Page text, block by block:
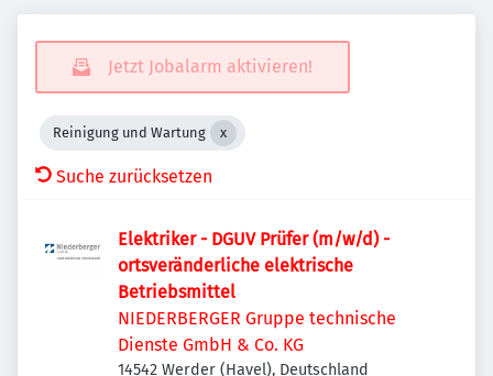
Jetzt Jobalarm aktivieren!
Reinigung und Wartung
Suche zurücksetzen
Elektriker - DGUV Prüfer (m/w/d) -
ortsveränderliche elektrische
Betriebsmittel
NIEDERBERGER Gruppe technische
Dienste GmbH & Co. KG
14542 Werder (Havel), Deutschland